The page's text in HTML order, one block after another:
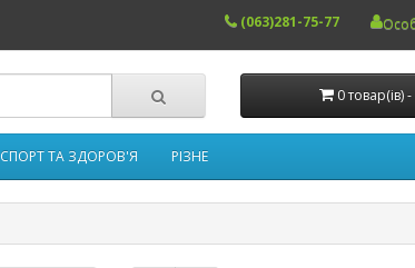
(063)281-75-77
0 товар(ів)
СПОРТ ТА ЗДОРОВ'Я РІЗНЕ